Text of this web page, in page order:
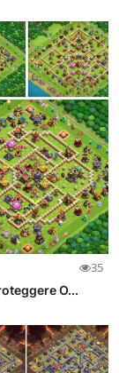
35
O...